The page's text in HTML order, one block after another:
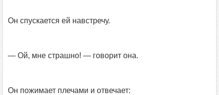
Он спускается ей навстречу.
— Ой, мне страшно! — говорит она.
Он пожимает плечами и отвечает: